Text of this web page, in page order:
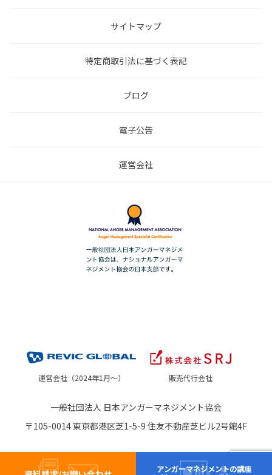
サイトマップ
特定商取引法に基づく表記
ブログ
電子公告
運営会社
運営会社（2024年1月～） 販売代行会社
一般社団法人 日本アンガーマネジメント協会
〒105-0014 東京都港区芝1-5-9 住友不動産芝ビル2号館4F
アンガーマネジメントの講座